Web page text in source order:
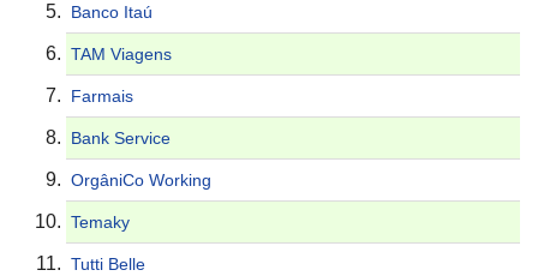
Banco Itaú
TAM Viagens
Farmais
Bank Service
OrgâniCo Working
Temaky
Tutti Belle